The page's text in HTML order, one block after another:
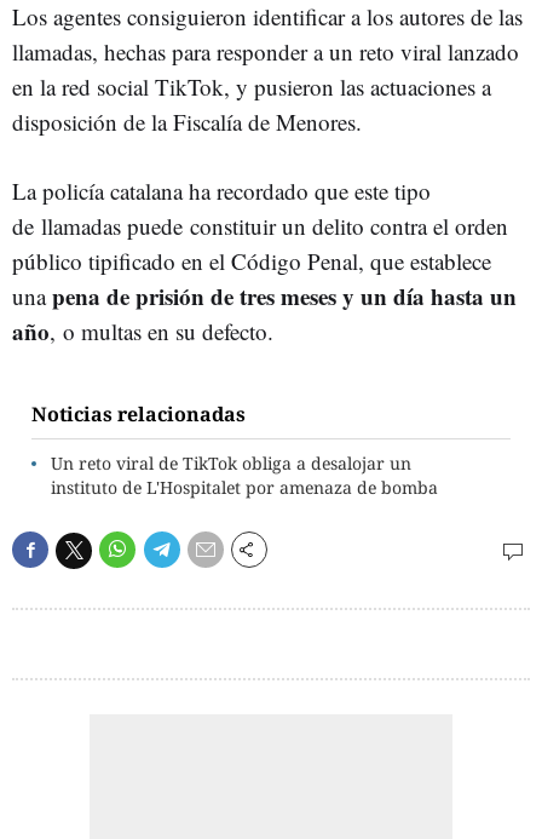
Los agentes consiguieron identificar a los autores de las
llamadas, hechas para responder a un reto viral lanzado
en la red social TikTok, y pusieron las actuaciones a
disposición de la Fiscalía de Menores.
La policía catalana ha recordado que este tipo
de llamadas puede constituir un delito contra el orden
público tipificado en el Código Penal, que establece
unapena de prisión de tres meses y un día hasta un
año, o multas en su defecto.
Noticias relacionadas
Un reto viral de TikTok obliga a desalojar un
instituto de L'Hospitalet por amenaza de bomba